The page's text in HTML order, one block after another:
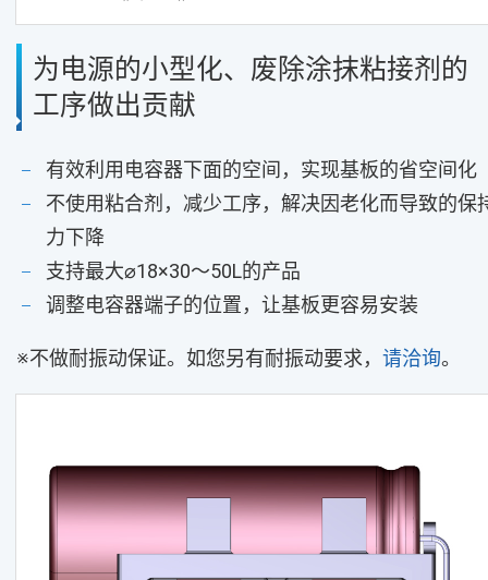
为电源的小型化、废除涂抹粘接剂的
工序做出贡献
有效利用电容器下面的空间，实现基板的省空间化
不使用粘合剂，减少工序，解决因老化而导致的保
力下降
支持最大⌀18×30～50L的产品
调整电容器端子的位置，让基板更容易安装
※不做耐振动保证。如您另有耐振动要求， 请洽询。